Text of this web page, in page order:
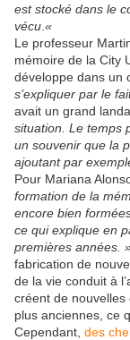
est stocké dans le
vécu «
Le professeur
mémoire de la City
développe dans un
s’expliquer par le
avait un grand
situation. Le temps
un souvenir que la
ajoutant par
Pour Mariana
formation de la
encore bien
ce qui explique en
premières années.
fabrication de
de la vie conduit à
créent de nouvelles
plus anciennes, ce
Cependant, des